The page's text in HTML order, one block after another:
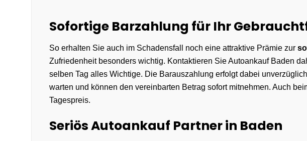
Sofortige Barzahlung für Ihr
So erhalten Sie auch im Schadensfall noch eine attraktive Prämie zur
Zufriedenheit besonders wichtig. Kontaktieren Sie Autoankauf Baden
selben Tag alles Wichtige. Die Barauszahlung erfolgt dabei
warten und können den vereinbarten Betrag sofort mitnehmen. Auch
Tagespreis.
Seriös Autoankauf Partner in Baden